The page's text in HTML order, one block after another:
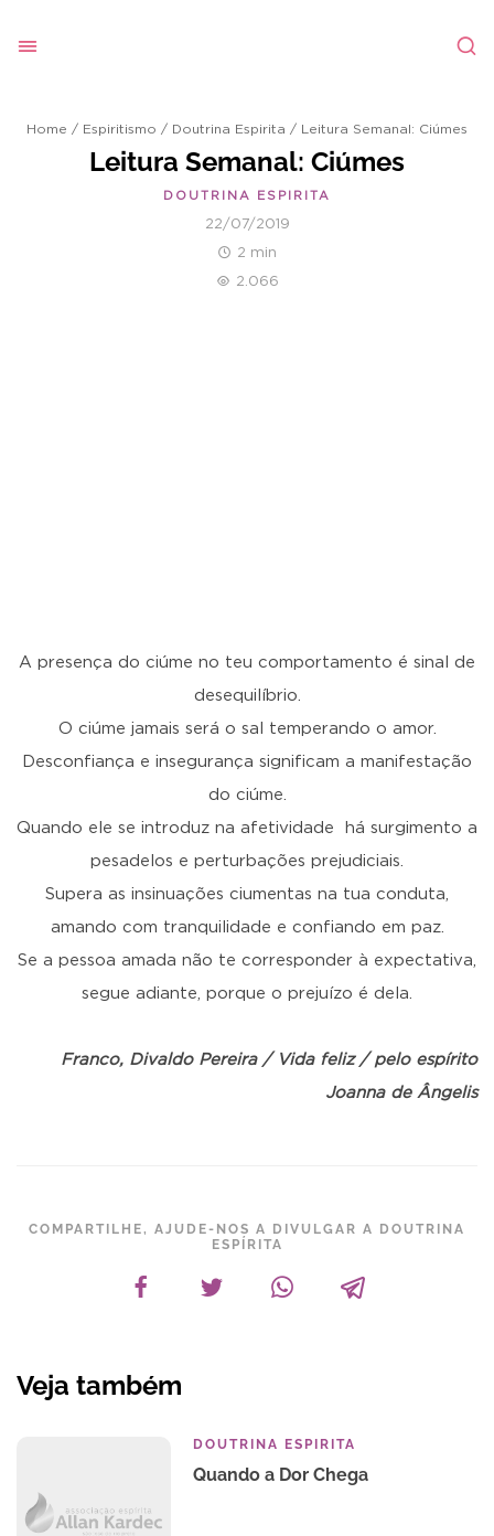
Home / Espiritismo / Doutrina Espirita / Leitura Semanal: Ciúmes
Leitura Semanal: Ciúmes
DOUTRINA ESPIRITA
22/07/2019
2 min
2.066
A presença do ciúme no teu comportamento é sinal de
desequilíbrio.
O ciúme jamais será o sal temperando o amor.
Desconfiança e insegurança significam a manifestação
do ciúme.
Quando ele se introduz na afetividade há surgimento a
pesadelos e perturbações prejudiciais.
Supera as insinuações ciumentas na tua conduta,
amando com tranquilidade e confiando em paz.
Se a pessoa amada não te corresponder à expectativa,
segue adiante, porque o prejuízo é dela.
Franco, Divaldo Pereira / Vida feliz / pelo espírito
Joanna de Ângelis
COMPARTILHE, AJUDE-NOS A DIVULGAR A DOUTRINA
ESPÍRITA
Veja também
DOUTRINA ESPIRITA
Quando a Dor Chega